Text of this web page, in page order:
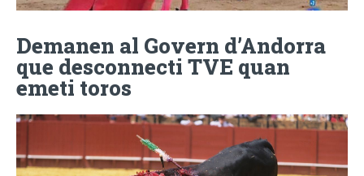
Demanen al Govern d’Andorra
que desconnecti TVE quan
emeti toros